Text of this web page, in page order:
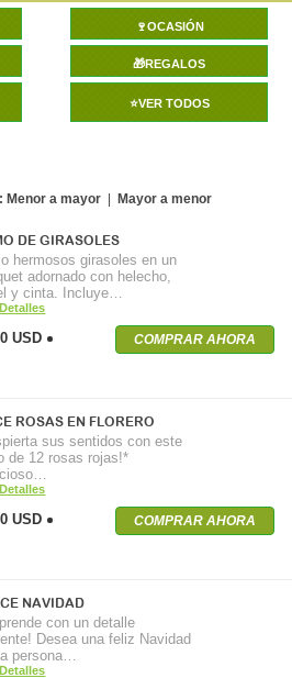
🍷OCASIÓN
🎁REGALOS
⭐VER TODOS
Menor a mayor Mayor a menor
DE GIRASOLES
hermosos girasoles en un
adornado con helecho,
y cinta. Incluye…
USD COMPRAR AHORA
ROSAS EN FLORERO
sus sentidos con este
de 12 rosas rojas!*
USD COMPRAR AHORA
NAVIDAD
con un detalle
Desea una feliz Navidad
persona…